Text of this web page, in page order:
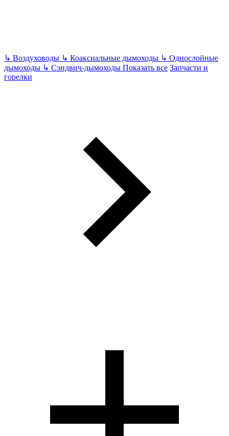
↳ Воздуховоды ↳ Коаксиальные дымоходы ↳ Однослойные
дымоходы ↳ Сэндвич-дымоходы Показать все Запчасти и
горелки